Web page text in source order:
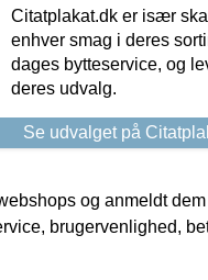
Citatplakat.dk er især
enhver smag i deres
dages bytteservice, og
deres udvalg.
Se udvalget på
og anmeldt
brugervenlighed,